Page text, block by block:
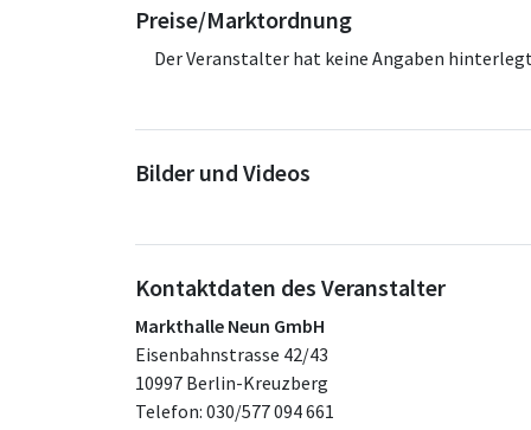
Preise/Marktordnung
Der Veranstalter hat keine Angaben
Bilder und Videos
Kontaktdaten des Veranstalter
Markthalle Neun GmbH
Eisenbahnstrasse 42/43
10997 Berlin-Kreuzberg
Telefon: 030/577 094 661